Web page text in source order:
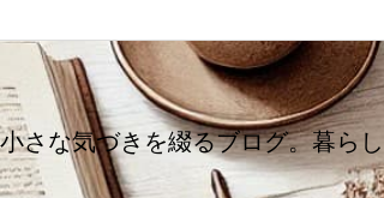
さな気づきを綴るブログ。暮ら